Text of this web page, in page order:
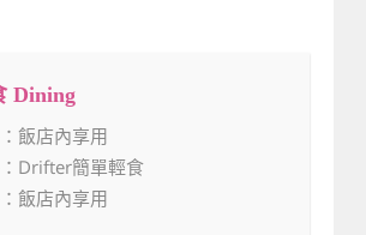
：飯店內享用
：Drifter簡單輕食
：飯店內享用